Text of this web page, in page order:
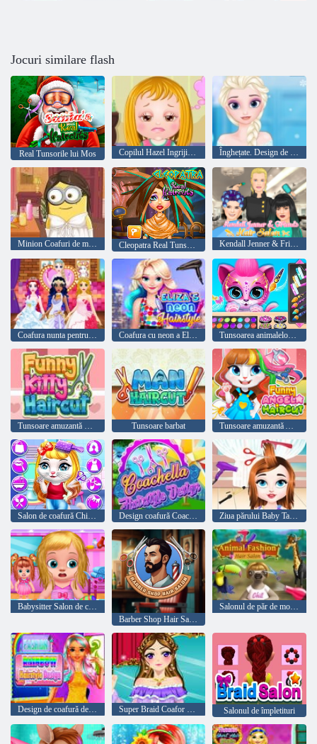
Jocuri similare flash
Real Tunsorile lui Mos Copilul Hazel Ingrijirea parului Înghețate. Design de coafura
Minion Coafuri de mireasa Cleopatra Real Tunsorile Kendall Jenner & Friends salon de coafură
Coafura nunta pentru printese Coafura cu neon a Elizei Tunsoarea animalelor de companie Salon de înfrumusețare
Tunsoare barbat
Salon de coafură Chic Baby Kitty Design coafură Coachella Ziua părului Baby Taylor
Barber Shop Hair Salon Sim
Design de coafură de modă curcubeu Super Braid Coafor HD Salonul de împletituri